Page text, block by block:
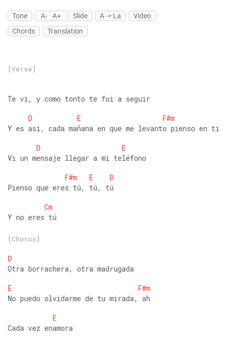
Tone A- A+ Slide A -> La
Video
Chords
Translation
[Verse]
Te vi, y como tonto te fui a seguir
D
E
F#m
Y es así, cada mañana en que me levanto pienso en ti
D
E
Vi un mensaje llegar a mi teléfono
F#m
E
D
Pienso que eres tú, tú, tú
Cm
Y no eres tú
[Chorus]
D
Otra borrachera, otra madrugada
E
F#m
No puedo olvidarme de tu mirada, ah
E
Cada vez enamora